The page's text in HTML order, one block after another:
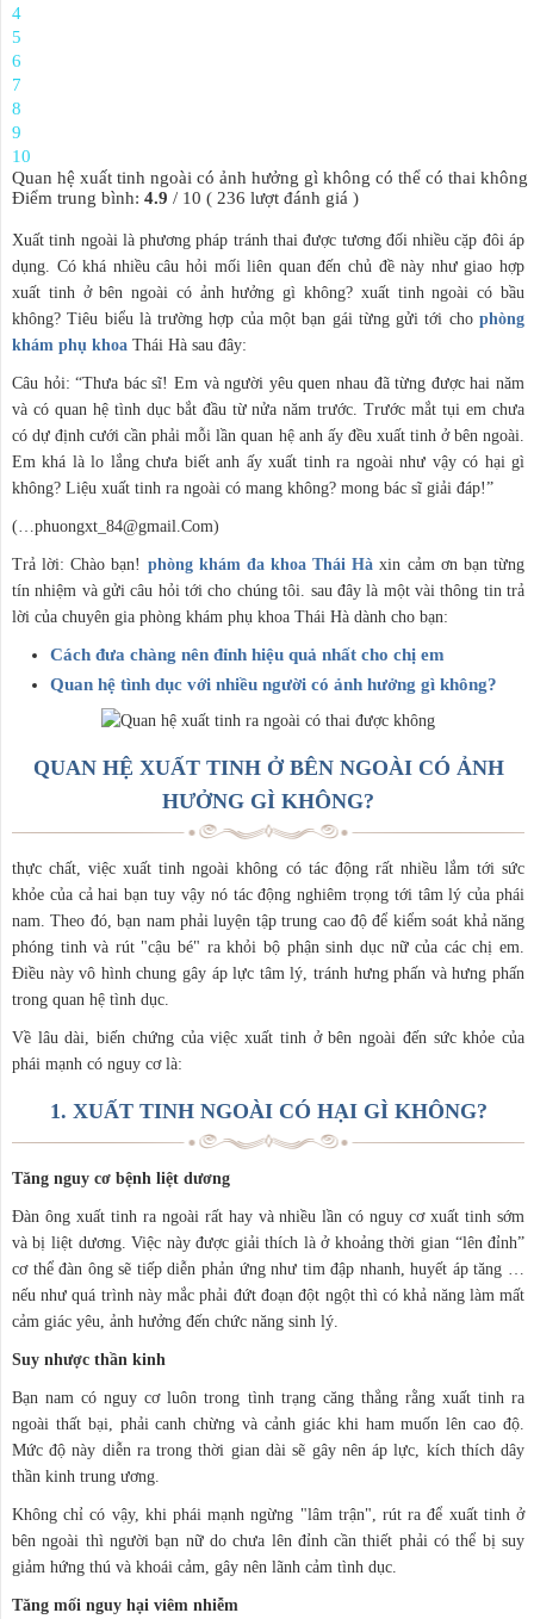
4
5
6
7
8
9
10
Quan hệ xuất tinh ngoài có ảnh hưởng gì không có thể có thai không
Điểm trung bình: 4.9 / 10 ( 236 lượt đánh giá )
Xuất tinh ngoài là phương pháp tránh thai được tương đối nhiều cặp đôi áp
dụng. Có khá nhiều câu hỏi mối liên quan đến chủ đề này như giao hợp
xuất tinh ở bên ngoài có ảnh hưởng gì không? xuất tinh ngoài có bầu
không? Tiêu biểu là trường hợp của một bạn gái từng gửi tới chophòng
khám phụ khoaThái Hà sau đây:
Câu hỏi: “Thưa bác sĩ! Em và người yêu quen nhau đã từng được hai năm
và có quan hệ tình dục bắt đầu từ nửa năm trước. Trước mắt tụi em chưa
có dự định cưới cần phải mỗi lần quan hệ anh ấy đều xuất tinh ở bên ngoài.
Em khá là lo lắng chưa biết anh ấy xuất tinh ra ngoài như vậy có hại gì
không? Liệu xuất tinh ra ngoài có mang không? mong bác sĩ giải đáp!”
(…phuongxt_84@gmail.Com)
Trả lời: Chào bạn! phòng khám đa khoa Thái Hà xin cảm ơn bạn từng
tín nhiệm và gửi câu hỏi tới cho chúng tôi. sau đây là một vài thông tin trả
lời của chuyên gia phòng khám phụ khoa Thái Hà dành cho bạn:
Cách đưa chàng nên đỉnh hiệu quả nhất cho chị em
Quan hệ tình dục với nhiều người có ảnh hưởng gì không?
QUAN HỆ XUẤT TINH Ở BÊN NGOÀI CÓ ẢNH
HƯỞNG GÌ KHÔNG?
thực chất, việc xuất tinh ngoài không có tác động rất nhiều lắm tới sức
khỏe của cả hai bạn tuy vậy nó tác động nghiêm trọng tới tâm lý của phái
nam. Theo đó, bạn nam phải luyện tập trung cao độ để kiểm soát khả năng
phóng tinh và rút "cậu bé" ra khỏi bộ phận sinh dục nữ của các chị em.
Điều này vô hình chung gây áp lực tâm lý, tránh hưng phấn và hưng phấn
trong quan hệ tình dục.
Về lâu dài, biến chứng của việc xuất tinh ở bên ngoài đến sức khỏe của
phái mạnh có nguy cơ là:
1. XUẤT TINH NGOÀI CÓ HẠI GÌ KHÔNG?
Tăng nguy cơ bệnh liệt dương
Đàn ông xuất tinh ra ngoài rất hay và nhiều lần có nguy cơ xuất tinh sớm
và bị liệt dương. Việc này được giải thích là ở khoảng thời gian “lên đỉnh”
cơ thể đàn ông sẽ tiếp diễn phản ứng như tim đập nhanh, huyết áp tăng …
nếu như quá trình này mắc phải đứt đoạn đột ngột thì có khả năng làm mất
cảm giác yêu, ảnh hưởng đến chức năng sinh lý.
Suy nhược thần kinh
Bạn nam có nguy cơ luôn trong tình trạng căng thẳng rằng xuất tinh ra
ngoài thất bại, phải canh chừng và cảnh giác khi ham muốn lên cao độ.
Mức độ này diễn ra trong thời gian dài sẽ gây nên áp lực, kích thích dây
thần kinh trung ương.
Không chỉ có vậy, khi phái mạnh ngừng "lâm trận", rút ra để xuất tinh ở
bên ngoài thì người bạn nữ do chưa lên đỉnh cần thiết phải có thể bị suy
giảm hứng thú và khoái cảm, gây nên lãnh cảm tình dục.
Tăng mối nguy hại viêm nhiễm